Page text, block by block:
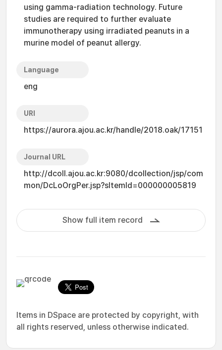
using gamma-radiation technology. Future
studies are required to further evaluate
immunotherapy using irradiated peanuts in a
murine model of peanut allergy.
Language
eng
URI
https://aurora.ajou.ac.kr/handle/2018.oak/17151
Journal URL
http://dcoll.ajou.ac.kr:9080/dcollection/jsp/com
mon/DcLoOrgPer.jsp?sItemId=000000005819
Show full item record
Items in DSpace are protected by copyright, with
all rights reserved, unless otherwise indicated.